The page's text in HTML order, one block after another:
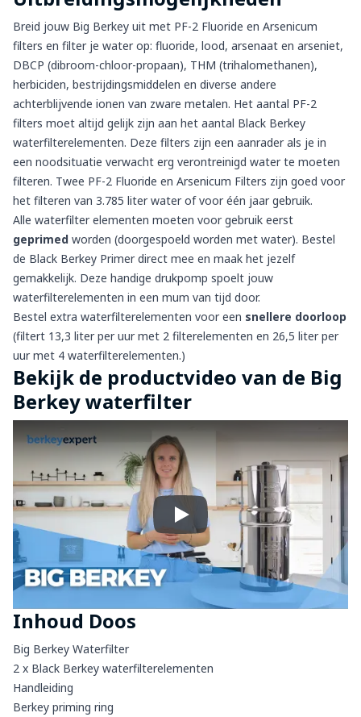
Breid jouw Big Berkey uit met PF-2 Fluoride en Arsenicum
filters en filter je water op: fluoride, lood, arsenaat en arseniet,
DBCP (dibroom-chloor-propaan), THM (trihalomethanen),
herbiciden, bestrijdingsmiddelen en diverse andere
achterblijvende ionen van zware metalen. Het aantal PF-2
filters moet altijd gelijk zijn aan het aantal Black Berkey
waterfilterelementen. Deze filters zijn een aanrader als je in
een noodsituatie verwacht erg verontreinigd water te moeten
filteren. Twee PF-2 Fluoride en Arsenicum Filters zijn goed voor
het filteren van 3.785 liter water of vooréén jaar gebruik.
Alle waterfilter elementen moeten voor gebruik eerst
geprimed worden (doorgespoeld worden met water). Bestel
de Black Berkey Primerdirect mee en maak het jezelf
gemakkelijk. Deze handige drukpomp spoelt jouw
waterfilterelementen in een mum van tijd door.
Bestel extra waterfilterelementen voor een snellere doorloop
(filtert 13,3 liter per uur met 2 filterelementen en 26,5 liter per
uur met 4 waterfilterelementen.)
Bekijk de productvideo van de Big
Berkey waterfilter
Play
Inhoud Doos
Big Berkey Waterfilter
2 x Black Berkey waterfilterelementen
Handleiding
Berkey priming ring